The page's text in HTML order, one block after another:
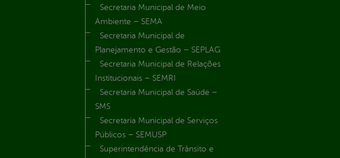
Secretaria Municipal de Meio
Ambiente – SEMA
Secretaria Municipal de
Planejamento e Gestão – SEPLAG
Secretaria Municipal de Relações
Institucionais – SEMRI
Secretaria Municipal de Saúde –
SMS
Secretaria Municipal de Serviços
Públicos – SEMUSP
Superintendência de Trânsito e